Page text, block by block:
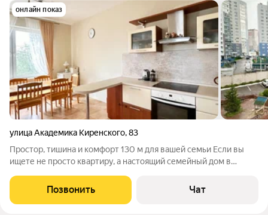
онлайн показ
улица Академика Киренского,83
Простор, тишина и комфорт 130 м для вашей семьи Если вы
ищете не просто квартиру, а настоящий семейный дом в
просторная 3-комнатная квартира площадью 130 м в
кирпичном доме с закрытой
Позвонить Чат